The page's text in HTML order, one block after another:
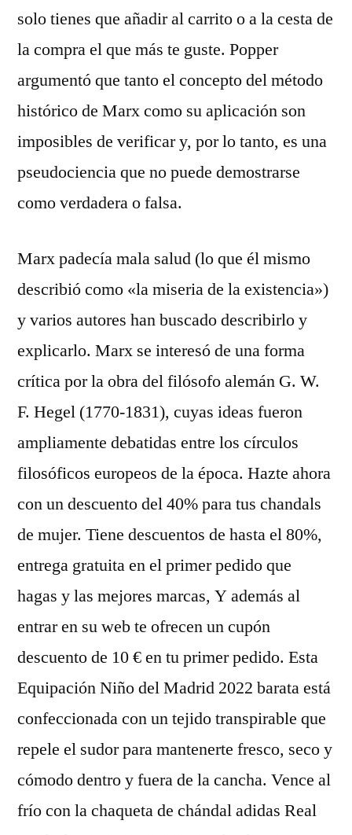
solo tienes que añadir al carrito o a la cesta de
la compra el que más te guste. Popper
argumentó que tanto el concepto del método
histórico de Marx como su aplicación son
imposibles de verificar y, por lo tanto, es una
pseudociencia que no puede demostrarse
como verdadera o falsa.
Marx padecía mala salud (lo que él mismo
describió como «la miseria de la existencia»)
y varios autores han buscado describirlo y
explicarlo. Marx se interesó de una forma
crítica por la obra del filósofo alemán G. W.
F. Hegel (1770-1831), cuyas ideas fueron
ampliamente debatidas entre los círculos
filosóficos europeos de la época. Hazte ahora
con un descuento del 40% para tus chandals
de mujer. Tiene descuentos de hasta el 80%,
entrega gratuita en el primer pedido que
hagas y las mejores marcas, Y además al
entrar en su web te ofrecen un cupón
descuento de 10 € en tu primer pedido. Esta
Equipación Niño del Madrid 2022 barata está
confeccionada con un tejido transpirable que
repele el sudor para mantenerte fresco, seco y
cómodo dentro y fuera de la cancha. Vence al
frío con la chaqueta de chándal adidas Real